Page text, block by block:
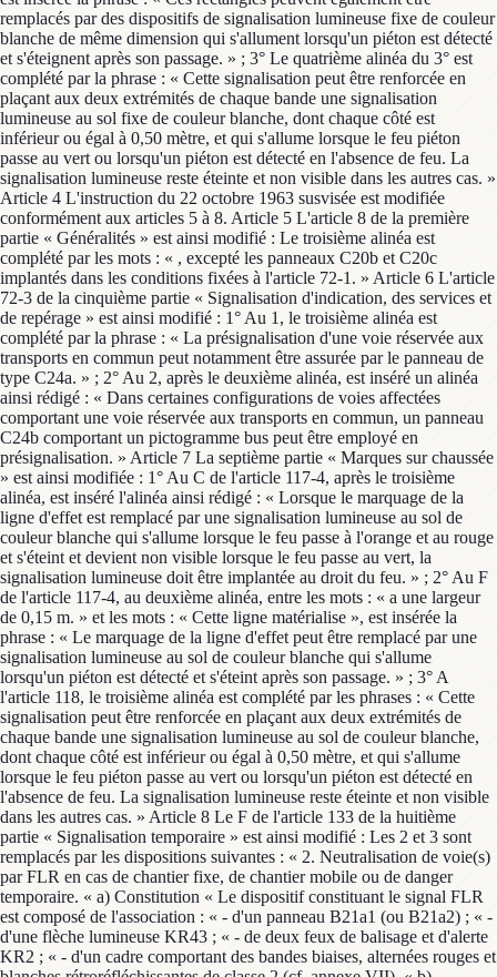
remplacés par des dispositifs de signalisation lumineuse fixe de couleur
blanche de même dimension qui s'allument lorsqu'un piéton est détecté
et s'éteignent après son passage. » ; 3° Le quatrième alinéa du 3° est
complété par la phrase : « Cette signalisation peut être renforcée en
plaçant aux deux extrémités de chaque bande une signalisation
lumineuse au sol fixe de couleur blanche, dont chaque côté est
inférieur ou égal à 0,50 mètre, et qui s'allume lorsque le feu piéton
passe au vert ou lorsqu'un piéton est détecté en l'absence de feu. La
signalisation lumineuse reste éteinte et non visible dans les autres cas. »
Article 4 L'instruction du 22 octobre 1963 susvisée est modifiée
conformément aux articles 5 à 8. Article 5 L'article 8 de la première
partie « Généralités » est ainsi modifié : Le troisième alinéa est
complété par les mots : « , excepté les panneaux C20b et C20c
implantés dans les conditions fixées à l'article 72-1. » Article 6 L'article
72-3 de la cinquième partie « Signalisation d'indication, des services et
de repérage » est ainsi modifié : 1° Au 1, le troisième alinéa est
complété par la phrase : « La présignalisation d'une voie réservée aux
transports en commun peut notamment être assurée par le panneau de
type C24a. » ; 2° Au 2, après le deuxième alinéa, est inséré un alinéa
ainsi rédigé : « Dans certaines configurations de voies affectées
comportant une voie réservée aux transports en commun, un panneau
C24b comportant un pictogramme bus peut être employé en
présignalisation. » Article 7 La septième partie « Marques sur chaussée
» est ainsi modifiée : 1° Au C de l'article 117-4, après le troisième
alinéa, est inséré l'alinéa ainsi rédigé : « Lorsque le marquage de la
ligne d'effet est remplacé par une signalisation lumineuse au sol de
couleur blanche qui s'allume lorsque le feu passe à l'orange et au rouge
et s'éteint et devient non visible lorsque le feu passe au vert, la
signalisation lumineuse doit être implantée au droit du feu. » ; 2° Au F
de l'article 117-4, au deuxième alinéa, entre les mots : « a une largeur
de 0,15 m. » et les mots : « Cette ligne matérialise », est insérée la
phrase : « Le marquage de la ligne d'effet peut être remplacé par une
signalisation lumineuse au sol de couleur blanche qui s'allume
lorsqu'un piéton est détecté et s'éteint après son passage. » ; 3° A
l'article 118, le troisième alinéa est complété par les phrases : « Cette
signalisation peut être renforcée en plaçant aux deux extrémités de
chaque bande une signalisation lumineuse au sol de couleur blanche,
dont chaque côté est inférieur ou égal à 0,50 mètre, et qui s'allume
lorsque le feu piéton passe au vert ou lorsqu'un piéton est détecté en
l'absence de feu. La signalisation lumineuse reste éteinte et non visible
dans les autres cas. » Article 8 Le F de l'article 133 de la huitième
partie « Signalisation temporaire » est ainsi modifié : Les 2 et 3 sont
remplacés par les dispositions suivantes : « 2. Neutralisation de voie(s)
par FLR en cas de chantier fixe, de chantier mobile ou de danger
temporaire. « a) Constitution « Le dispositif constituant le signal FLR
est composé de l'association : « - d'un panneau B21a1 (ou B21a2) ; « -
d'une flèche lumineuse KR43 ; « - de deux feux de balisage et d'alerte
KR2 ; « - d'un cadre comportant des bandes biaises, alternées rouges et